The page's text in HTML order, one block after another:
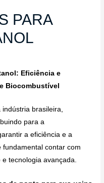
PARA
Eficiência e
Biocombustível
brasileira,
para a
a eficiência e a
contar com
tecnologia avançada.